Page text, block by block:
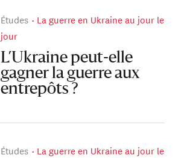
Études
La guerre en Ukraine au jour le
jour
L’Ukraine peut-elle
gagner la guerre aux
entrepôts ?
Études
La guerre en Ukraine au jour le